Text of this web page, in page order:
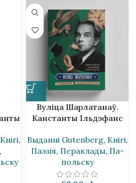
Кнігі,
,
Вуліца Шарлатанаў.
Канстанты Ільдэфанс
перакладах Андрэя
Хадановіча
Выданнi Gutenberg, Кнігі,
Паэзія, Пераклады, Па-
польску